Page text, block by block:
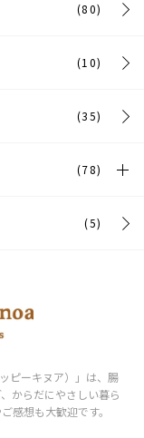
(80)
(10)
(35)
(78)
(5)